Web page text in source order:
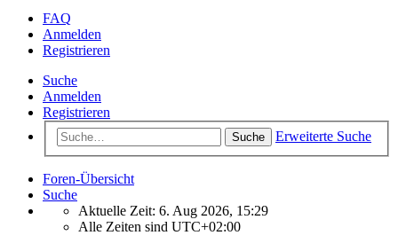
FAQ
Anmelden
Registrieren
Suche
Anmelden
Registrieren
Suche Erweiterte Suche
Foren-Übersicht
Suche
Aktuelle Zeit: 6. Aug 2026, 15:29
Alle Zeiten sind UTC+02:00